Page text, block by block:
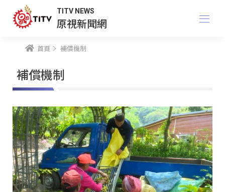
TITV NEWS
原視新聞網
首頁 補償機制
補償機制